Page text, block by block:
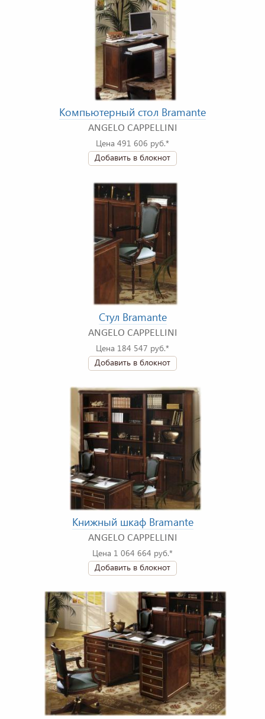
Компьютерный стол Bramante
ANGELO CAPPELLINI
Цена 491 606 руб.*
Добавить в блокнот
Стул Bramante
ANGELO CAPPELLINI
Цена 184 547 руб.*
Добавить в блокнот
Книжный шкаф Bramante
ANGELO CAPPELLINI
Цена 1 064 664 руб.*
Добавить в блокнот